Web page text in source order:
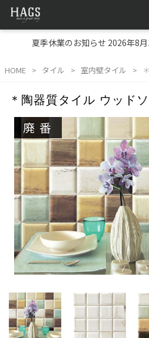
夏季休業のお知らせ 2026年8
HOME タイル 室内壁タイル
＊陶器質タイル ウッド
廃番